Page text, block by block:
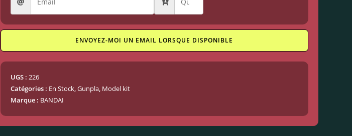
ENVOYEZ-MOI UN EMAIL LORSQUE DISPONIBLE
UGS : 226
Catégories : En Stock, Gunpla, Model kit
Marque : BANDAI